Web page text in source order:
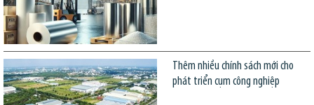
Thêm nhiều chính sách mới cho
phát triển cụm công nghiệp